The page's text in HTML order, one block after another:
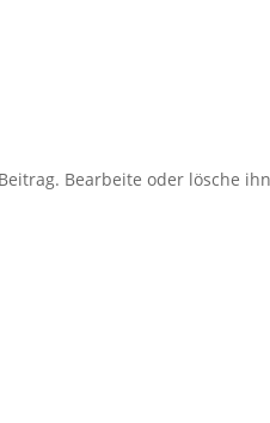
Bearbeite oder lösche